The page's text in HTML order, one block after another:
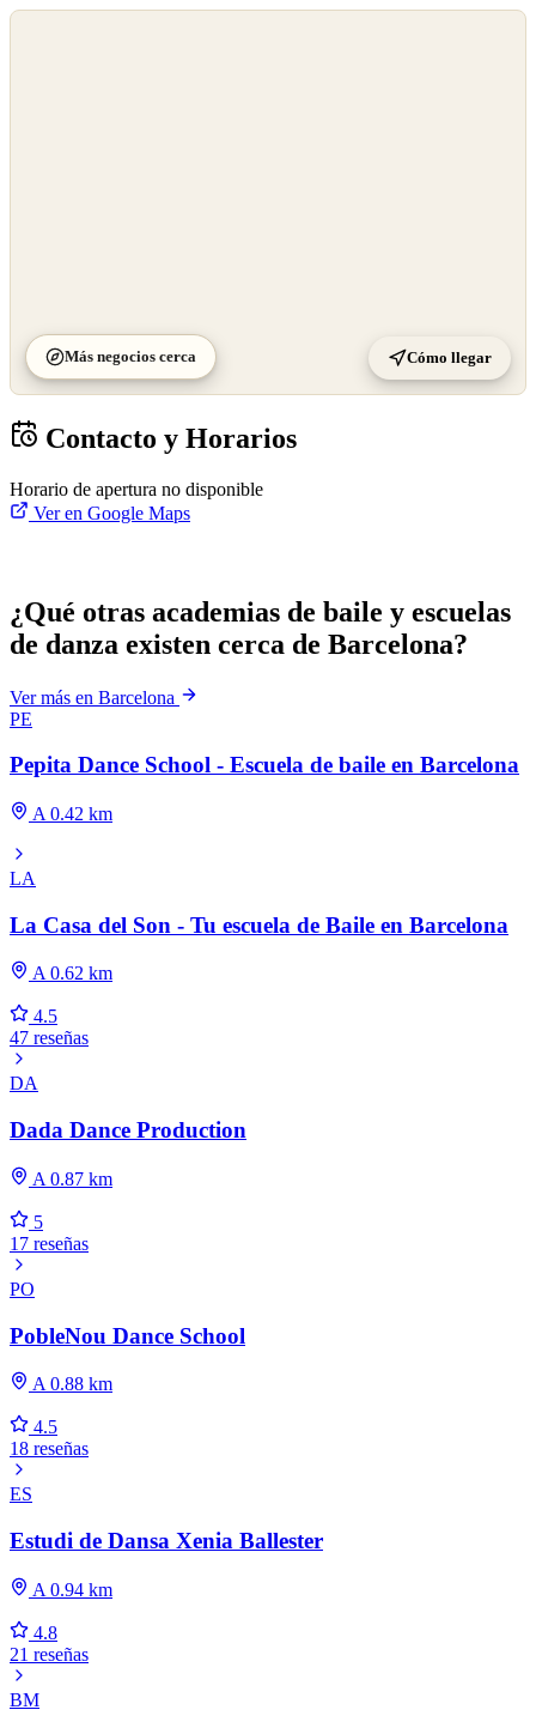
Más negocios cerca Cómo llegar
Contacto y Horarios
Horario de apertura no disponible
Ver en Google Maps
¿Qué otras academias de baile y escuelas
de danza existen cerca de Barcelona?
Ver más en Barcelona
PE
Pepita Dance School - Escuela de baile en Barcelona
A 0.42 km
LA
La Casa del Son - Tu escuela de Baile en Barcelona
A 0.62 km
4.5
47 reseñas
DA
Dada Dance Production
A 0.87 km
5
17 reseñas
PO
PobleNou Dance School
A 0.88 km
4.5
18 reseñas
ES
Estudi de Dansa Xenia Ballester
A 0.94 km
4.8
21 reseñas
BM